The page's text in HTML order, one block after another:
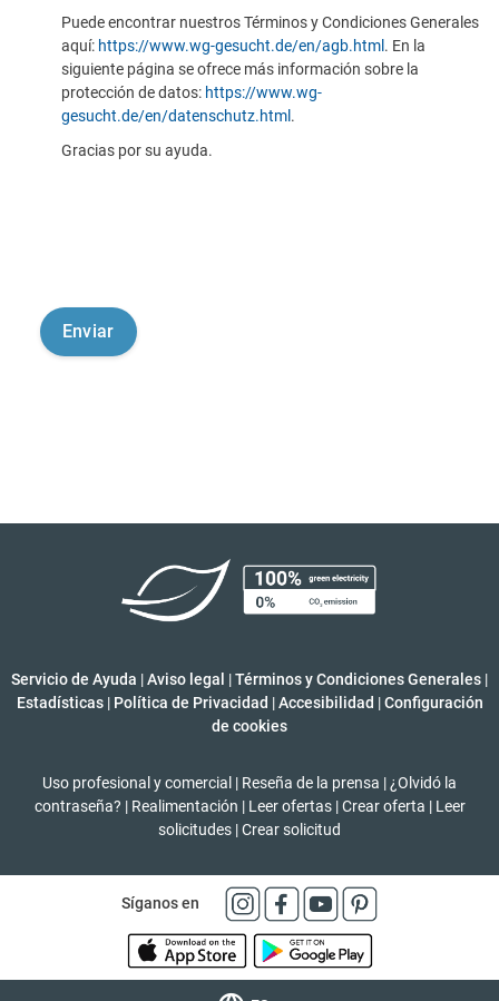
Puede encontrar nuestros Términos y Condiciones Generales
aquí: https://www.wg-gesucht.de/en/agb.html . En la
siguiente página se ofrece más información sobre la
protección de datos: https://www.wg-
gesucht.de/en/datenschutz.html .
Gracias por su ayuda.
Servicio de Ayuda |Aviso legal |Términos y Condiciones Generales |
Estadísticas | Política de Privacidad | Accesibilidad | Configuración
de cookies
Uso profesional y comercial | Reseña de la prensa | ¿Olvidó la
contraseña? | Realimentación | Leer ofertas | Crear oferta | Leer
solicitudes |Crear solicitud
Síganos en